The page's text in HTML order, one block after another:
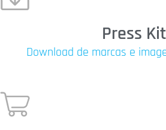
Press Kit
Download de marcas e